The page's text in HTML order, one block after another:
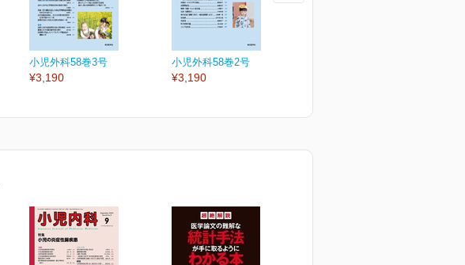
小児外科58巻3号
¥3,190
小児外科58巻2号
¥3,190